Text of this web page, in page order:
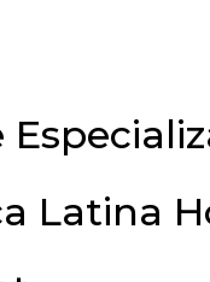
Latina